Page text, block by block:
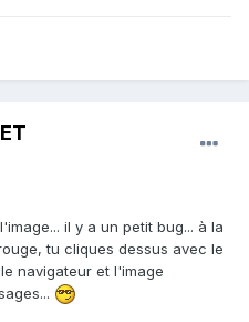
il y a un petit bug... à la
tu cliques dessus avec le
navigateur et l'image